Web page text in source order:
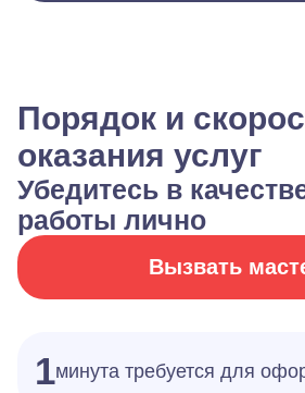
Порядок и
оказания услуг
Убедитесь в
работы лично
Вызвать
1минута требуется для